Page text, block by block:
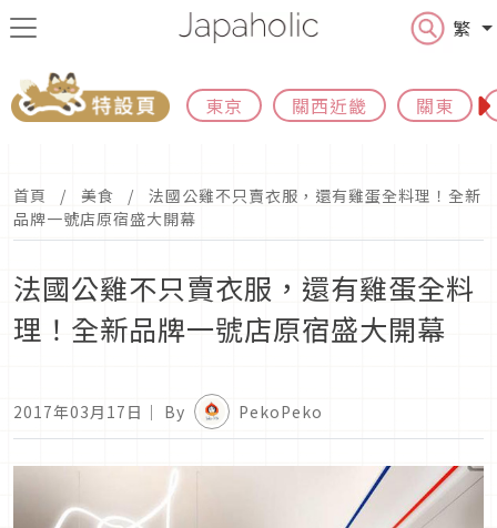
繁
東京 關西近畿 關東
首頁 美食
法國公雞不只賣衣服，還有雞蛋全料理！全新
品牌一號店原宿盛大開幕
法國公雞不只賣衣服，還有雞蛋全料
理！全新品牌一號店原宿盛大開幕
2017年03月17日 ｜ By PekoPeko